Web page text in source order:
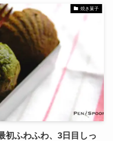
焼き菓子
初ふわふわ、3日目しっ